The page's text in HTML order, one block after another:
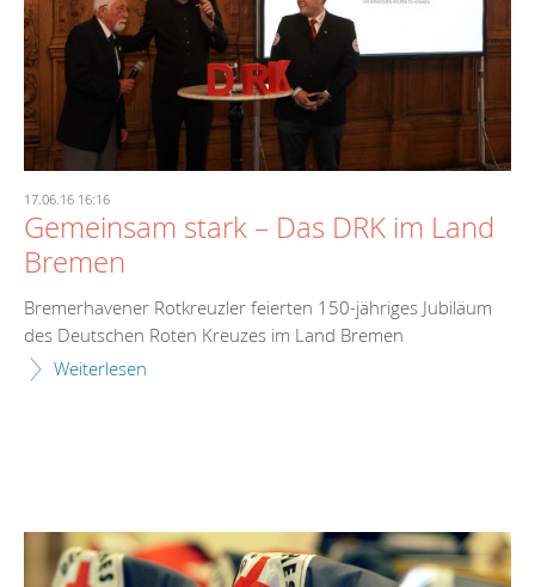
17.06.16 16:16
Gemeinsam stark – Das DRK im Land
Bremen
Bremerhavener Rotkreuzler feierten 150-jähriges Jubiläum
des Deutschen Roten Kreuzes im Land Bremen
Weiterlesen